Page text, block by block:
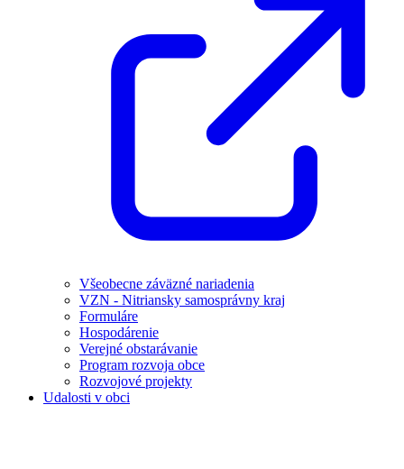
Všeobecne záväzné nariadenia
VZN - Nitriansky samosprávny kraj
Formuláre
Hospodárenie
Verejné obstarávanie
Program rozvoja obce
Rozvojové projekty
Udalosti v obci